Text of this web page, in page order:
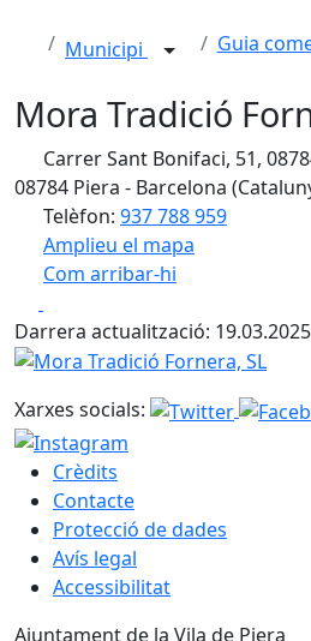
Municipi Guia
Mora Tradició
Carrer Sant Bonifaci, 51,
08784 Piera - Barcelona
Telèfon: 937 788 959
Amplieu el mapa
Com arribar-hi
+
−
Darrera actualització:
Mora Tradició Fornera, SL
Xarxes socials:
Crèdits
Contacte
Protecció de dades
Avís legal
Accessibilitat
Ajuntament de la Vila de Piera